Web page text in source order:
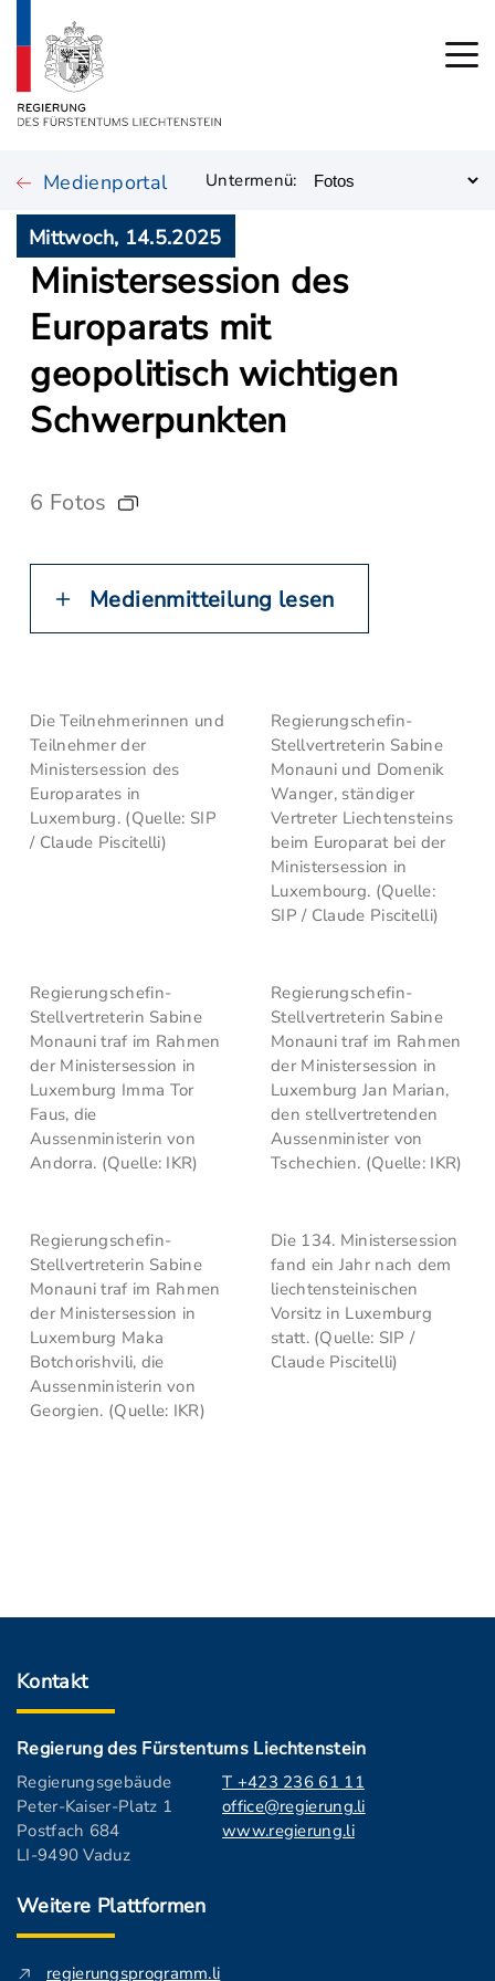
Medienportal Untermenü:
Mittwoch, 14.5.2025
Ministersession des
Europarats mit
geopolitisch wichtigen
Schwerpunkten
6 Fotos
Medienmitteilung lesen
Die Teilnehmerinnen und
Teilnehmer der
Ministersession des
Europarates in
Luxemburg. (Quelle: SIP
/ Claude Piscitelli)
Regierungschefin-
Stellvertreterin Sabine
Monauni und Domenik
Wanger, ständiger
Vertreter Liechtensteins
beim Europarat bei der
Ministersession in
Luxembourg. (Quelle:
SIP / Claude Piscitelli)
Regierungschefin-
Stellvertreterin Sabine
Monauni traf im Rahmen
der Ministersession in
Luxemburg Imma Tor
Faus, die
Aussenministerin von
Andorra. (Quelle: IKR)
Regierungschefin-
Stellvertreterin Sabine
Monauni traf im Rahmen
der Ministersession in
Luxemburg Jan Marian,
den stellvertretenden
Aussenminister von
Tschechien. (Quelle: IKR)
Regierungschefin-
Stellvertreterin Sabine
Monauni traf im Rahmen
der Ministersession in
Luxemburg Maka
Botchorishvili, die
Aussenministerin von
Georgien. (Quelle: IKR)
Die 134. Ministersession
fand ein Jahr nach dem
liechtensteinischen
Vorsitz in Luxemburg
statt. (Quelle: SIP /
Claude Piscitelli)
Kontakt
Regierung des Fürstentums Liechtenstein
Regierungsgebäude
Peter-Kaiser-Platz 1
Postfach 684
LI-9490 Vaduz
T +423 236 61 11
office@regierung.li
www.regierung.li
Weitere Plattformen
regierungsprogramm.li